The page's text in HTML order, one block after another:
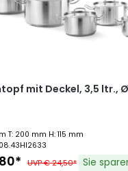
mit Deckel, 3,5 ltr.,
T: 200 mm H: 115 mm
UVP € 24,50* Sie